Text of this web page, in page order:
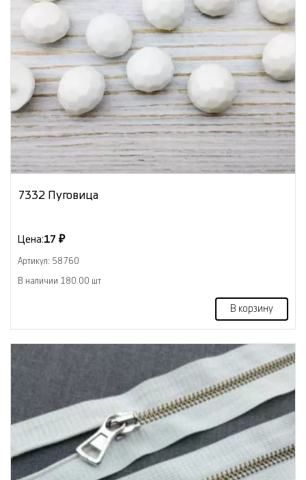
7332 Пуговица
Цена:17 ₽
Артикул: 58760
В наличии 180.00 шт
В корзину